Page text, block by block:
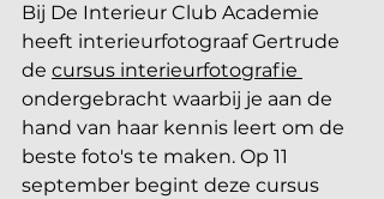
Bij De Interieur Club Academie
heeft interieurfotograaf Gertrude
de cursus interieurfotografie
ondergebracht waarbij je aan de
hand van haar kennis leert om de
beste foto's te maken. Op 11
september begint deze cursus